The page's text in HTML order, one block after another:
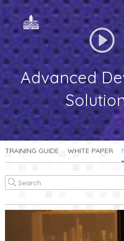
Advanced
TRAINING GUIDE WHITE PAPER